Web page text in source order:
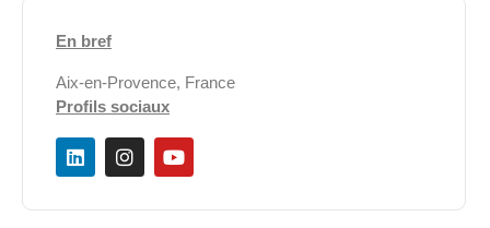
En bref
Aix-en-Provence, France
Profils sociaux